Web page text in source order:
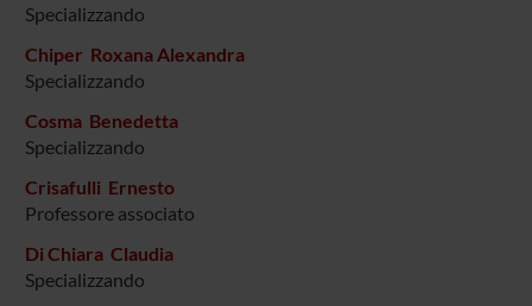
Specializzando
Chiper Roxana Alexandra
Specializzando
Cosma Benedetta
Specializzando
Crisafulli Ernesto
Professore associato
Di Chiara Claudia
Specializzando